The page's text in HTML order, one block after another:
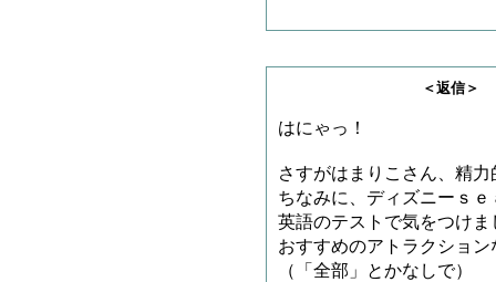
＜返信＞ とろろさ
はにゃっ！
さすがはまりこさん、精
ちなみに、ディズニーｓ
英語のテストで気をつけ
おすすめのアトラクショ
（「全部」とかなしで）